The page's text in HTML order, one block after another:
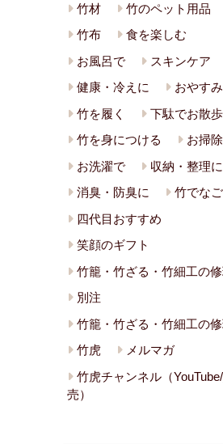
竹材
竹のペット用品
竹布
食を楽しむ
お風呂で
スキンケア
健康・冷えに
おやす
竹を履く
下駄でお散歩
竹を身につける
お掃
お洗濯で
収納・整理に
消臭・防臭に
竹でな
四代目おすすめ
笑顔のギフト
竹籠・竹ざる・竹細工の
別注
竹籠・竹ざる・竹細工の
竹虎
メルマガ
竹虎チャンネル（
売）